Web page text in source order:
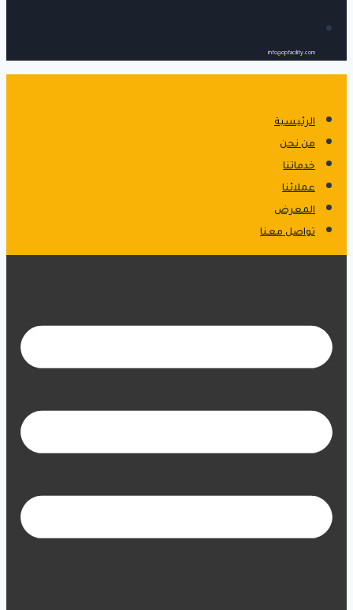
info@opfacility.com
الرئيسية
من نحن
خدماتنا
عملائنا
المعرض
تواصل معنا